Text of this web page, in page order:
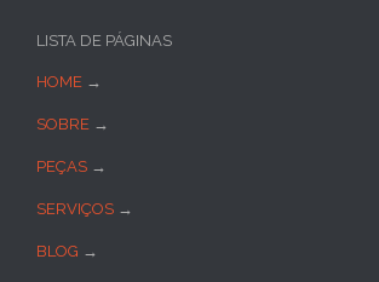
LISTA DE PÁGINAS
HOME →
SOBRE →
PEÇAS →
SERVIÇOS →
BLOG →